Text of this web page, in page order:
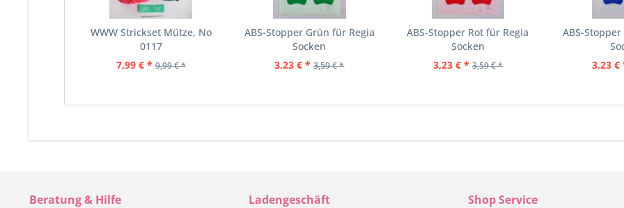
WWW Strickset Mütze, No
0117
7,99 € * 9,99 € *
ABS-Stopper Grün für Regia
Socken
3,23 € * 3,59 € *
ABS-Stopper Rot für Regia
Socken
3,23 € * 3,59 € *
ABS-
3,23 €
Beratung & Hilfe Ladengeschäft Shop Service